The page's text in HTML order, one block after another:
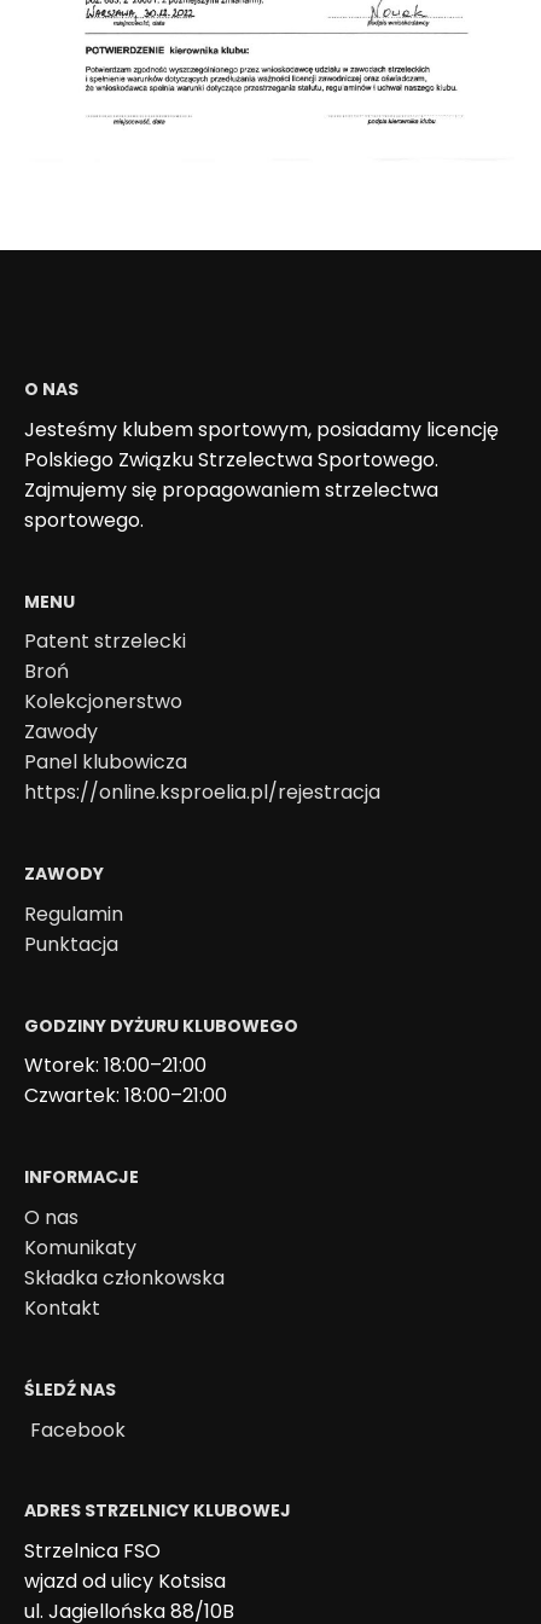
O NAS
Jesteśmy klubem sportowym, posiadamy licencję
Polskiego Związku Strzelectwa Sportowego.
Zajmujemy się propagowaniem strzelectwa
sportowego.
MENU
Patent strzelecki
Broń
Kolekcjonerstwo
Zawody
Panel klubowicza
https://online.ksproelia.pl/rejestracja
ZAWODY
Regulamin
Punktacja
GODZINY DYŻURU KLUBOWEGO
Wtorek: 18:00–21:00
Czwartek: 18:00–21:00
INFORMACJE
O nas
Komunikaty
Składka członkowska
Kontakt
ŚLEDŹ NAS
Facebook
ADRES STRZELNICY KLUBOWEJ
Strzelnica FSO
wjazd od ulicy Kotsisa
ul. Jagiellońska 88/10B